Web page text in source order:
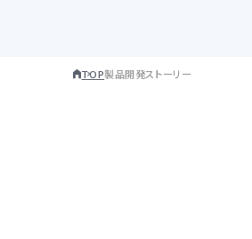
TOP製品開発ストーリー